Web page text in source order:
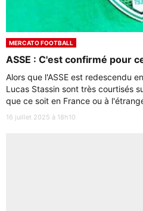
MERCATO FOOTBALL
ASSE : C'est confirmé pour
Alors que l'ASSE est redescendu
Lucas Stassin sont très courtisés
que ce soit en France ou à
16 juillet 2025 à 18h10